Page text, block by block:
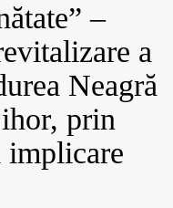
–
a
Neagră
prin
implicare